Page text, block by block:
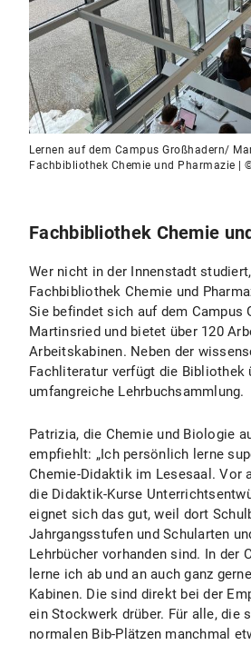
Lernen auf dem Campus Großhadern/
Fachbibliothek Chemie und Pharmazie |
Fachbibliothek Chemie
Wer nicht in der Innenstadt
Fachbibliothek Chemie und
Sie befindet sich auf dem Campus
Martinsried und bietet über 120
Arbeitskabinen. Neben der
Fachliteratur verfügt die Bibliothek
umfangreiche Lehrbuchsammlung.
Patrizia, die Chemie und Biologie
empfiehlt: „Ich persönlich lerne
Chemie-Didaktik im Lesesaal. Vor
die Didaktik-Kurse
eignet sich das gut, weil dort
Jahrgangsstufen und Schularten
Lehrbücher vorhanden sind. In der
lerne ich ab und an auch ganz
Kabinen. Die sind direkt bei der
ein Stockwerk drüber. Für alle, die
normalen Bib-Plätzen manchmal